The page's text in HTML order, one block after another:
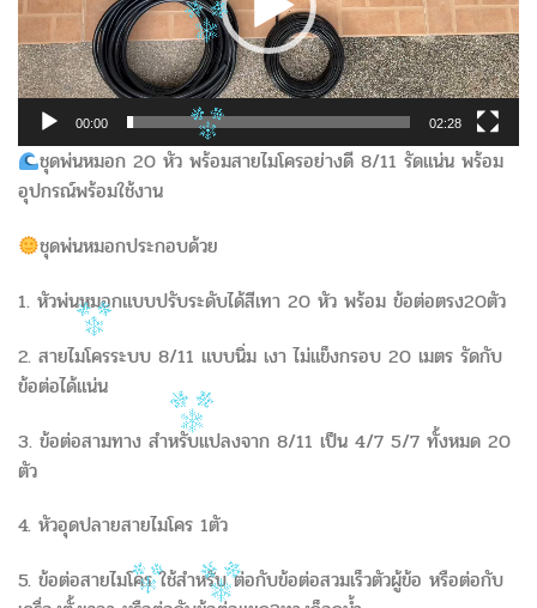
00:00 02:28
ชุดพ่นหมอก 20 หัว พร้อมสายไมโครอย่างดี 8/11 รัดแน่น พร้อม
อุปกรณ์พร้อมใช้งาน
ชุดพ่นหมอกประกอบด้วย
1. หัวพ่นหมอกแบบปรับระดับได้สีเทา 20 หัว พร้อม ข้อต่อตรง20ตัว
2. สายไมโครระบบ 8/11 แบบนิ่ม เงา ไม่แข็งกรอบ 20 เมตร รัดกับ
ข้อต่อได้แน่น
3. ข้อต่อสามทาง สำหรับแปลงจาก 8/11 เป็น 4/7 5/7 ทั้งหมด 20
ตัว
4. หัวอุดปลายสายไมโคร 1ตัว
5. ข้อต่อสายไมโคร ใช้สำหรับ ต่อกับข้อต่อสวมเร็วตัวผู้ข้อ หรือต่อกับ